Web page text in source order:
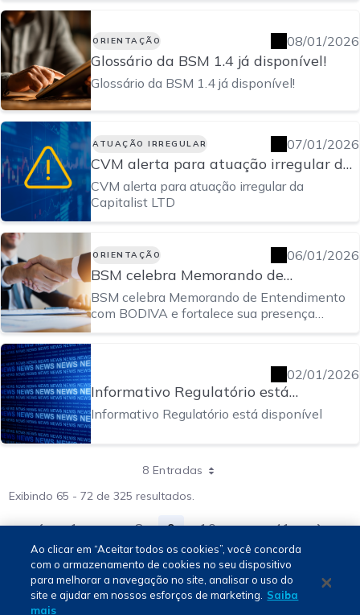
ORIENTAÇÃO 08/01/2026
Glossário da BSM 1.4 já disponível!
Glossário da BSM 1.4 já disponível!
ATUAÇÃO IRREGULAR 07/01/2026
CVM alerta para atuação irregular da
Capitalist LTD
CVM alerta para atuação irregular da
Capitalist LTD
ORIENTAÇÃO 06/01/2026
BSM celebra Memorando de
Entendimento com BODIVA e fortalece
sua presença internacional
BSM celebra Memorando de Entendimento
com BODIVA e fortalece sua presença
02/01/2026
Informativo Regulatório está
disponível
Informativo Regulatório está disponível
8 Entradas
Exibindo 65 - 72 de 325 resultados.
1 ... 8 9 10 ... 41
Português - PT
Ao clicar em “Aceitar todos os cookies”, você concorda
com o armazenamento de cookies no seu dispositivo
para melhorar a navegação no site, analisar o uso do
site e ajudar em nossos esforços de marketing.
Saiba
mais